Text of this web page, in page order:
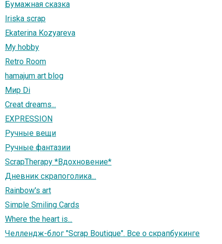
Бумажная сказка
Iriska scrap
Ekaterina Kozyareva
My hobby
Retro Room
hamajum art blog
Мир Di
Creat dreams...
EXPRESSION
Ручные вещи
Ручные фантазии
ScrapTherapy *Вдохновение*
Дневник скрапоголика...
Rainbow's art
Simple Smiling Cards
Where the heart is...
Челлендж-блог "Scrap Boutique". Все о скрапбукинге